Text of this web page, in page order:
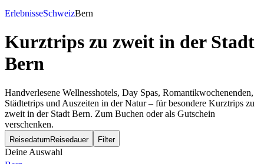
ErlebnisseSchweizBern
Kurztrips zu zweit in der Stadt
Bern
Handverlesene Wellnesshotels, Day Spas, Romantikwochenenden,
Städtetrips und Auszeiten in der Natur – für besondere Kurztrips zu
zweit in der Stadt Bern. Zum Buchen oder als Gutschein
verschenken.
Reisedatum Reisedauer Filter
Deine Auswahl